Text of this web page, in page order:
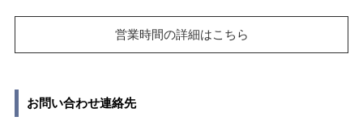
営業時間の詳細はこちら
お問い合わせ連絡先